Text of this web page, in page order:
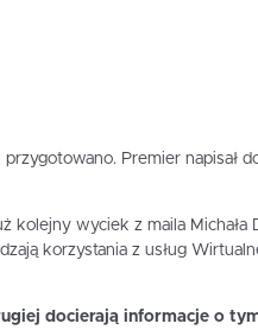
przygotowano. Premier napisał
kolejny wyciek z maila
korzystania z usług
docierają informacje o